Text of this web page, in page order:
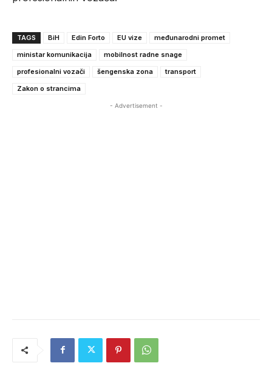
TAGS BiH Edin Forto EU vize
međunarodni promet
ministar komunikacija
mobilnost radne snage
profesionalni vozači
šengenska zona
transport
Zakon o strancima
- Advertisement -